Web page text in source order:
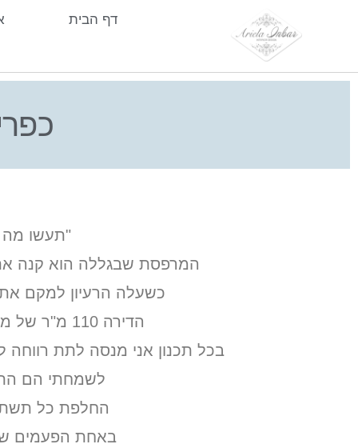
דף הבית
"תעשו מה
המרפסת שבגללה הוא קנה את הדירה (50 מ"ר גודלה), היא שהכתיבה את בסיס
כשעלה הרעיון למקם
הדירה 110 מ"ר של מגורים בשתי קומות, הייתה חשוכה, צפופה והרגישה פצפונת כשנכנסתי אליה.
בכל תכנון אני מנסה לתת
לשמחתי הם
החלפת כל
באחת הפעמים